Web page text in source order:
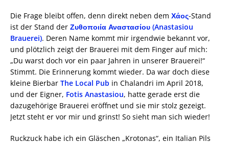
Die Frage bleibt offen, denn direkt neben dem Χάος-Stand
ist der Stand der Ζυθοποιία Αναστασίου (Anastasiou
Brauerei). Deren Name kommt mir irgendwie bekannt vor,
und plötzlich zeigt der Brauerei mit dem Finger auf mich:
„Du warst doch vor ein paar Jahren in unserer Brauerei!“
Stimmt. Die Erinnerung kommt wieder. Da war doch diese
kleine Bierbar The Local Pub in Chalandri im April 2018,
und der Eigner, Fotis Anastasiou, hatte gerade erst die
dazugehörige Brauerei eröffnet und sie mir stolz gezeigt.
Jetzt steht er vor mir und grinst! So sieht man sich wieder!
Ruckzuck habe ich ein Gläschen „Krotonas“, ein Italian Pils